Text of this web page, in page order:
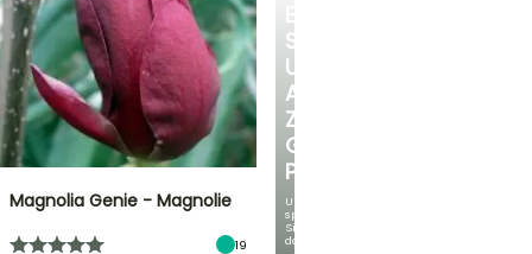
SIE
UNSERE
AUSWAHL
ZU
GÜNSTIGEN
PREISEN
Und
sparen
Sie
dabei!
Magnolia Genie - Magnolie
19